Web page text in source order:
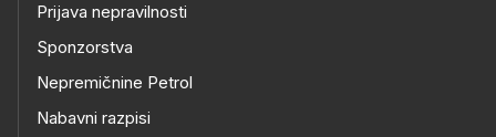
Prijava nepravilnosti
Sponzorstva
Nepremičnine Petrol
Nabavni razpisi